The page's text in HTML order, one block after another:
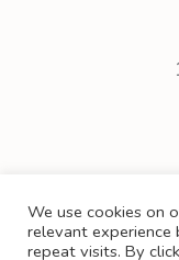
KONTAKT
We use cookies on
relevant experience
repeat visits. By